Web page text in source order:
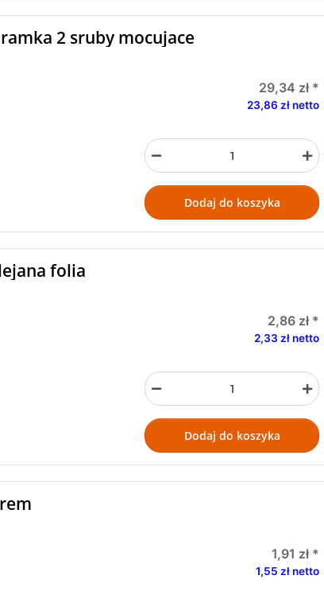
2 sruby mocujace
29,34 zł *
23,86 zł netto
Dodaj do koszyka
folia
2,86 zł *
2,33 zł netto
Dodaj do koszyka
1,91 zł *
1,55 zł netto